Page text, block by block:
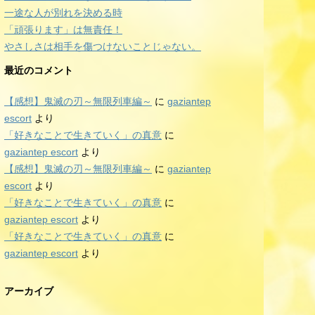
一途な人が別れを決める時
「頑張ります」は無責任！
やさしさは相手を傷つけないことじゃない。
最近のコメント
【感想】鬼滅の刃～無限列車編～ に gaziantep
escort より
「好きなことで生きていく」の真意 に
gaziantep escort より
【感想】鬼滅の刃～無限列車編～ に gaziantep
escort より
「好きなことで生きていく」の真意 に
gaziantep escort より
「好きなことで生きていく」の真意 に
gaziantep escort より
アーカイブ